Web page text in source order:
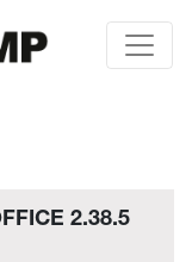
2.38.5